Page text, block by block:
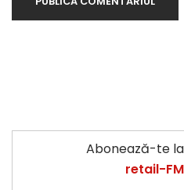
Abonează-te
retail-